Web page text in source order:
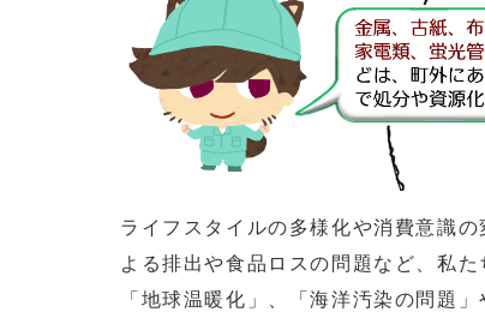
ライフスタイルの多様化や消費意識
よる排出や食品ロスの問題など、私
「地球温暖化」、「海洋汚染の問題